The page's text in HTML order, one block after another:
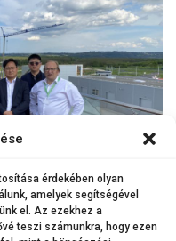
érdekében olyan
amelyek segítségével
el. Az ezekhez a
teszi számunkra, hogy ezen
fenntartó alapítvány